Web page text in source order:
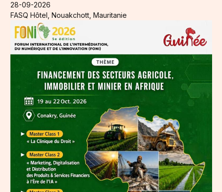
28-09-2026
FASQ Hôtel, Nouakchott, Mauritanie